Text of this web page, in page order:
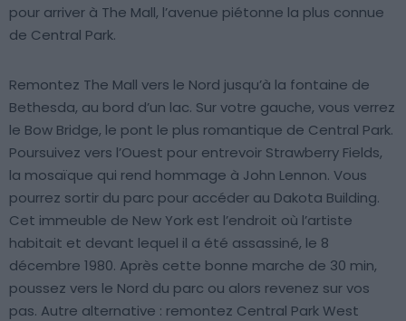
pour arriver à The Mall, l’avenue piétonne la plus connue
de Central Park.
Remontez The Mall vers le Nord jusqu’à la fontaine de
Bethesda, au bord d’un lac. Sur votre gauche, vous verrez
le Bow Bridge, le pont le plus romantique de Central Park.
Poursuivez vers l’Ouest pour entrevoir Strawberry Fields,
la mosaïque qui rend hommage à John Lennon. Vous
pourrez sortir du parc pour accéder au Dakota Building.
Cet immeuble de New York est l’endroit où l’artiste
habitait et devant lequel il a été assassiné, le 8
décembre 1980. Après cette bonne marche de 30 min,
poussez vers le Nord du parc ou alors revenez sur vos
pas. Autre alternative : remontez Central Park West